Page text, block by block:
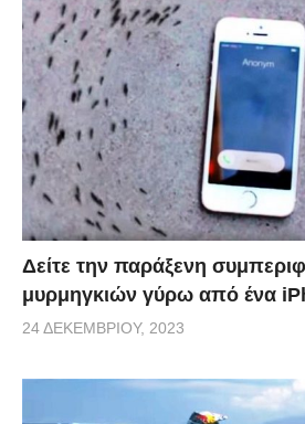
Δείτε την παράξενη
μυρμηγκιών γύρω από ένα
24 ΔΕΚΕΜΒΡΊΟΥ, 2023